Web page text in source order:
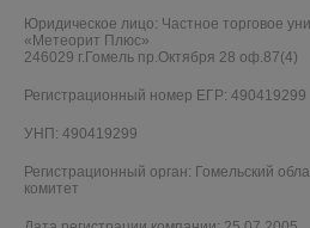
Юридическое лицо: Частное торговое
«Метеорит Плюс»
246029 г.Гомель пр.Октября 28 оф.87(4)
Регистрационный номер ЕГР: 490419299
УНП: 490419299
Регистрационный орган: Гомельский
комитет